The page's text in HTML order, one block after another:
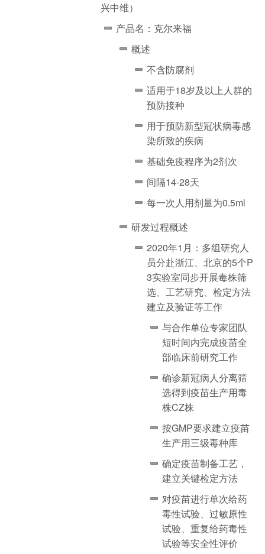
兴中维）
产品名：克尔来福
概述
不含防腐剂
适用于18岁及以上人群的
预防接种
用于预防新型冠状病毒感
染所致的疾病
基础免疫程序为2剂次
间隔14-28天
每一次人用剂量为0.5ml
研发过程概述
2020年1月：多组研究人
员分赴浙江、北京的5个P
3实验室同步开展毒株筛
选、工艺研究、检定方法
建立及验证等工作
与合作单位专家团队
短时间内完成疫苗全
部临床前研究工作
确诊新冠病人分离筛
选得到疫苗生产用毒
株CZ株
按GMP要求建立疫苗
生产用三级毒种库
确定疫苗制备工艺，
建立关键检定方法
对疫苗进行单次给药
毒性试验、过敏原性
试验、重复给药毒性
试验等安全性评价